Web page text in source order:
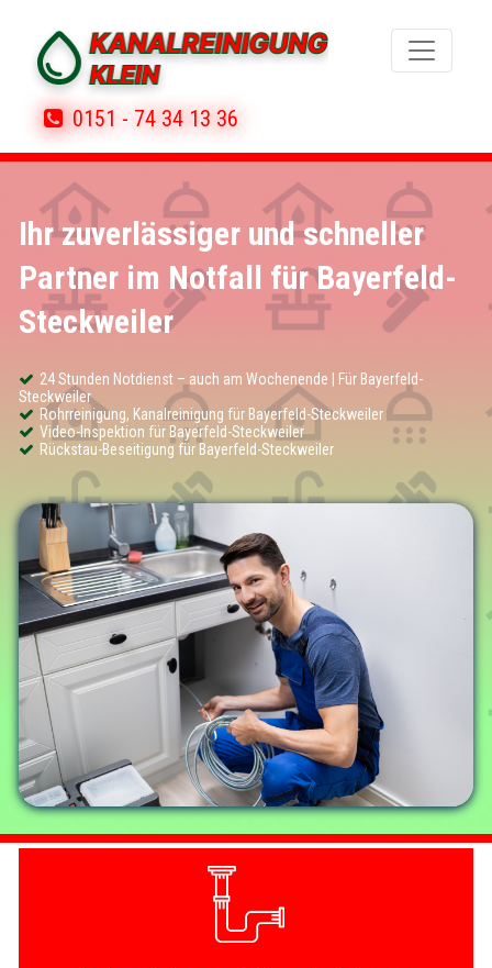
0151 - 74 34 13 36
Ihr zuverlässiger und schneller
Partner im Notfall für Bayerfeld-
Steckweiler
24 Stunden Notdienst – auch am Wochenende | Für Bayerfeld-
Steckweiler
Rohrreinigung, Kanalreinigung für Bayerfeld-Steckweiler
Video-Inspektion für Bayerfeld-Steckweiler
Rückstau-Beseitigung für Bayerfeld-Steckweiler